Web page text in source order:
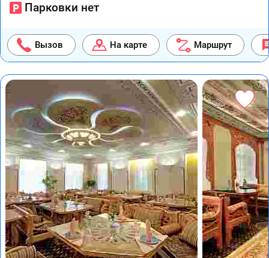
Парковки нет
Вызов На карте Маршрут